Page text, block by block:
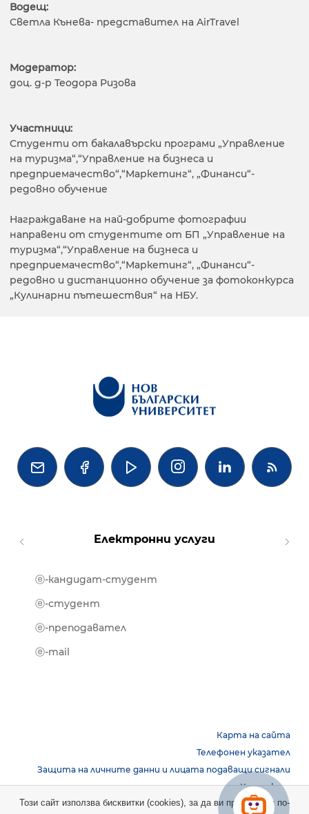
Водещ:
Светла Кънева- представител на AirTravel
Модератор:
доц. д-р Теодора Ризова
Участници:
Студенти от бакалавърски програми „Управление
на туризма“,“Управление на бизнеса и
предприемачество“,“Маркетинг“, „Финанси“-
редовно обучение
Награждаване на най-добрите фотографии
направени от студентите от БП „Управление на
туризма“,“Управление на бизнеса и
предприемачество“,“Маркетинг“, „Финанси“-
редовно и дистанционно обучение за фотоконкурса
„Кулинарни пътешествия“ на НБУ.
   
Електронни услуги
ⓔ-кандидат-студент
ⓔ-студент
ⓔ-преподавател
ⓔ-mail
Карта на сайта
Телефонен указател
Защита на личните данни и лицата подаващи сигнали
Контакти
Този сайт използва бисквитки (cookies), за да ви предостави по-